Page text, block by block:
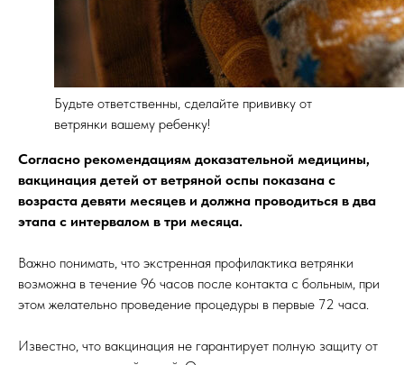
Будьте ответственны, сделайте прививку от
ветрянки вашему ребенку!
Согласно рекомендациям доказательной медицины,
вакцинация детей от ветряной оспы показана с
возраста девяти месяцев и должна проводиться в два
этапа с интервалом в три месяца.
Важно понимать, что экстренная профилактика ветрянки
возможна в течение 96 часов после контакта с больным, при
этом желательно проведение процедуры в первые 72 часа.
Известно, что вакцинация не гарантирует полную защиту от